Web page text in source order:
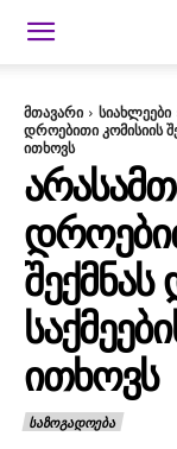
მთავარი სიახლეები
დროებითი კომისიის
ითხოვს
ᲘᲗᲮᲝᲕᲡ
ᲡᲐᲖᲝᲒᲐᲓᲝᲔᲑᲐ